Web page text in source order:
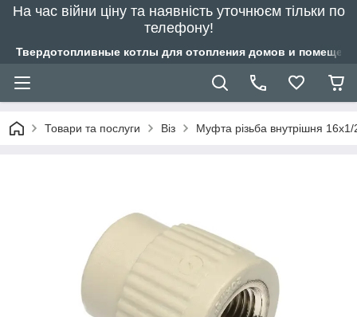
На час війни ціну та наявність уточнюєм тільки по
телефону!
Твердотопливные котлы для отопления домов и
Товари та послуги Віз Муфта різьба внутрішня 16х1/